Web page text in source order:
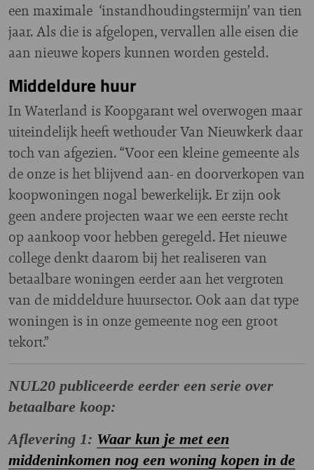
een maximale ‘instandhoudingstermijn’ van tien
jaar. Als die is afgelopen, vervallen alle eisen die
aan nieuwe kopers kunnen worden gesteld.
Middeldure huur
In Waterland is Koopgarant wel overwogen maar
uiteindelijk heeft wethouder Van Nieuwkerk daar
toch van afgezien. “Voor een kleine gemeente als
de onze is het blijvend aan- en doorverkopen van
koopwoningen nogal bewerkelijk. Er zijn ook
geen andere projecten waar we een eerste recht
op aankoop voor hebben geregeld. Het nieuwe
college denkt daarom bij het realiseren van
betaalbare woningen eerder aan het vergroten
van de middeldure huursector. Ook aan dat type
woningen is in onze gemeente nog een groot
tekort.”
NUL20 publiceerde eerder een serie over
betaalbare koop:
Aflevering 1: Waar kun je met een
middeninkomen nog een woning kopen in de